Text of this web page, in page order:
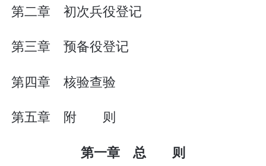
第二章 初次兵役登记
第三章 预备役登记
第四章 核验查验
第五章 附 则
第一章 总 则